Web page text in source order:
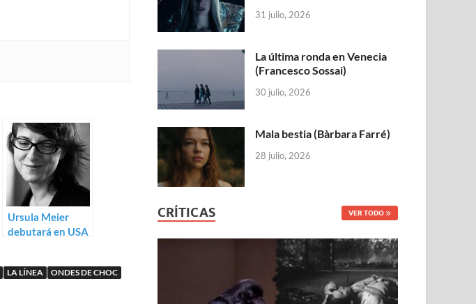
Ursula Meier
debutará en USA
LA LÍNEA
ONDES DE CHOC
31 julio, 2026
La última ronda en Venecia
(Francesco Sossai)
30 julio, 2026
Mala bestia (Bàrbara Farré)
28 julio, 2026
CRÍTICAS VER TODO